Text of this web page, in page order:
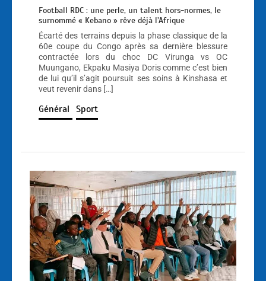
Football RDC : une perle, un talent hors-normes, le
surnommé « Kebano » rêve déjà l’Afrique
Écarté des terrains depuis la phase classique de la
60e coupe du Congo après sa dernière blessure
contractée lors du choc DC Virunga vs OC
Muungano, Ekpaku Masiya Doris comme c’est bien
de lui qu’il s’agit poursuit ses soins à Kinshasa et
veut revenir dans […]
Général Sport